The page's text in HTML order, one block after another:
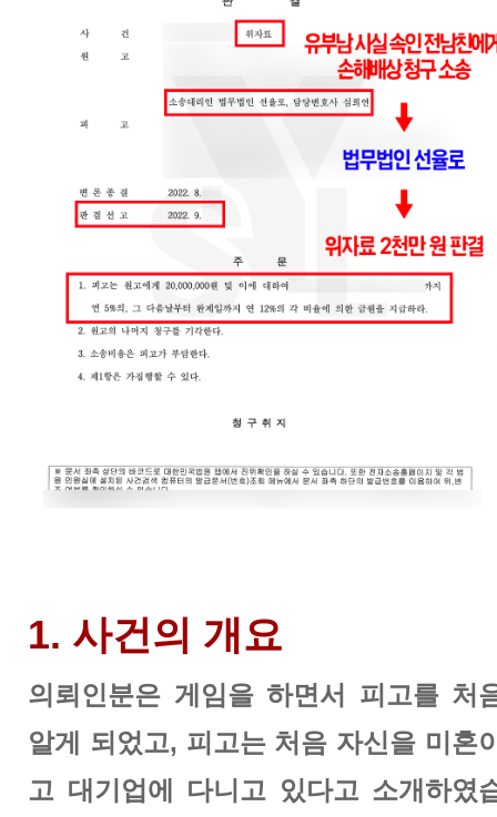
1. 사건의 개요
의뢰인분은 게임을 하면서 피고를 처
알게 되었고, 피고는 처음 자신을 미혼
고 대기업에 다니고 있다고 소개하였